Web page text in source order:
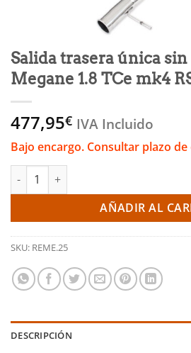
Salida trasera única
Megane 1.8 TCe mk4
477,95€ IVA Incluido
Bajo encargo. Consultar plazo
Salida trasera única sin silencioso -
AÑADIR AL
SKU: REME.25
DESCRIPCIÓN